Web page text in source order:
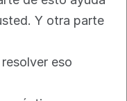
Y otra parte
eso